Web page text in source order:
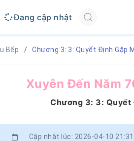
Đang cập nhật
Bếp Chương 3: 3: Quyết Định Gặp
Xuyên Đến Năm
Chương 3: 3: Quyết
Cập nhật lúc: 2026-04-10